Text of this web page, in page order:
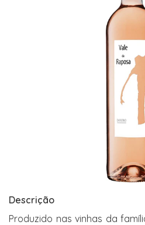
Descrição
Produzido nas vinhas da